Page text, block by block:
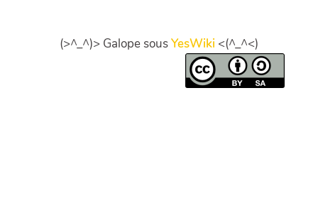
(>^_^)> Galope sousYesWiki <(^_^<)